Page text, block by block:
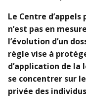
Le Centre
n’est pas en
l’évolution d’un
règle vise à
d’application de la
se concentrer sur
privée des